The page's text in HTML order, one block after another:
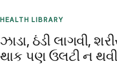
HEALTH LIBRARY
ઝાડા, ઠંડી લાગવી,
થાક પણ ઉલટી ન